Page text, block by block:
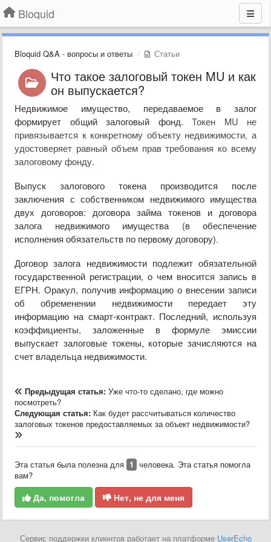
Bloquid
Bloquid Q&A - вопросы и ответы Статьи
Что такое залоговый токен MU и как
он выпускается?
Недвижимое имущество, передаваемое в залог
формирует общий залоговый фонд. Токен MU не
привязывается к конкретному объекту недвижимости, а
удостоверяет равный объем прав требования ко всему
залоговому фонду.
Выпуск залогового токена производится после
заключения с собственником недвижимого имущества
двух договоров: договора займа токенов и договора
залога недвижимого имущества (в обеспечение
исполнения обязательств по первому договору).
Договор залога недвижимости подлежит обязательной
государственной регистрации, о чем вносится запись в
ЕГРН. Оракул, получив информацию о внесении записи
об обременении недвижимости передает эту
информацию на смарт-контракт. Последний, используя
коэффициенты, заложенные в формуле эмиссии
выпускает залоговые токены, которые зачисляются на
счет владельца недвижимости.
Предыдущая статья: Уже что-то сделано, где можно
посмотреть?
Следующая статья: Как будет рассчитываться количество
залоговых токенов предоставляемых за объект недвижимости?
Эта статья была полезна для 1 человека. Эта статья помогла
вам?
Да, помогла Нет, не для меня
Сервис поддержки клиентов работает на платформе UserEcho